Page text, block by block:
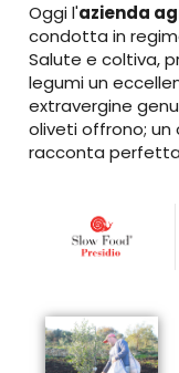
Oggi l'azienda
condotta in
Salute e coltiva,
legumi un
extravergine
oliveti offrono; un
racconta